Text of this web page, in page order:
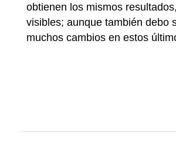
obtienen los mismos
visibles; aunque también debo
muchos cambios en estos